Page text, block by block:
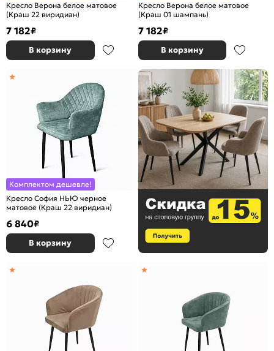
Кресло Верона белое матовое
(Краш 22 виридиан)
7 182₽
В корзину
Кресло Верона белое матовое
(Краш 01 шампань)
7 182₽
В корзину
Комплектом дешевле!
Кресло София НЬЮ черное
матовое (Краш 22 виридиан)
6 840₽
В корзину